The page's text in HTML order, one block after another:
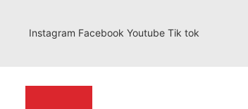
Instagram Facebook Youtube Tik tok